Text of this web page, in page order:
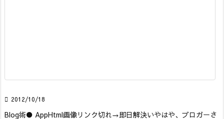
 2012/10/18
Blog術● AppHtml画像リンク切れ→即日解決いやはや、ブロガーさ